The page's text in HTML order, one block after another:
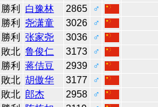
勝利 白豫林 2865
♂
勝利 尧潇童 3026
♂
勝利 张家尧 3036
♂
敗北 鲁俊仁 3173
♂
勝利 蒋佶豆 2939
♂
敗北 胡傲华 3177
♂
敗北 郎杰 2958
♂